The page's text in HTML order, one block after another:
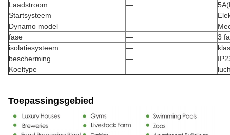
Laadstroom
—
Startsysteem
—
Dynamo model
—
fase
—
3
isolatiesysteem
—
bescherming
—
Koeltype
—
Toepassingsgebied